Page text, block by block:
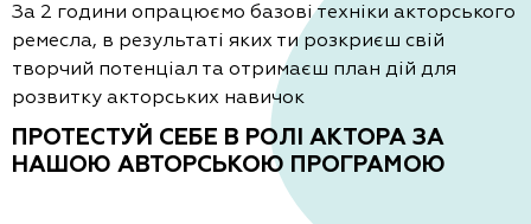
За 2 години опрацюємо базові техніки акторського
ремесла, в результаті яких ти розкриєш свій
творчий потенціал та отримаєш план дій для
розвитку акторських навичок
ПРОТЕСТУЙ СЕБЕ В РОЛІ АКТОРА ЗА
НАШОЮ АВТОРСЬКОЮ ПРОГРАМОЮ